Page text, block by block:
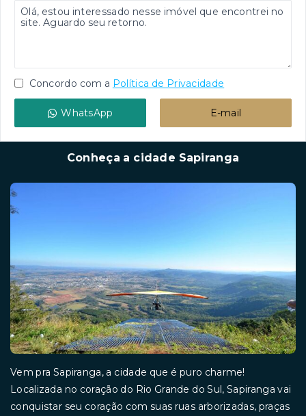
Concordo com a Política de Privacidade
WhatsApp E-mail
Conheça a cidade Sapiranga
Vem pra Sapiranga, a cidade que é puro charme!
Localizada no coração do Rio Grande do Sul, Sapiranga vai
conquistar seu coração com suas ruas arborizadas, praças